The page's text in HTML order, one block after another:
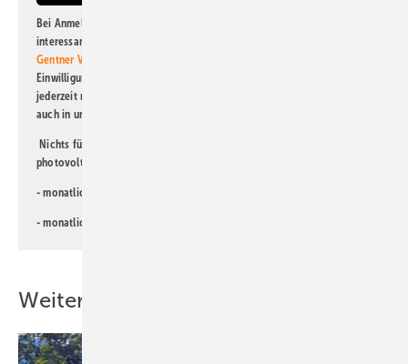
Bei Anmeldung zu diesem Newsletter bin ich damit einverstanden, über
interessante Verlags- und Online-Angebote
Gentner Verlag GmbH & Co. KG
Einwilligung kann ich jederzeit widerrufen und eine Abmeldung ist
jederzeit möglich. Informationen zum Umgang mit Daten finden Sie
auch in unserer
Nichts für Sie dabei? Dann lesen Sie doch einen unserer weiteren
photovoltaik-Newsletter!
- monatlicher
- monatlicher
Weitere Inhalte